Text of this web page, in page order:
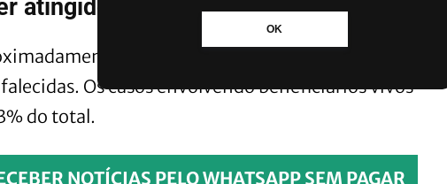
OK
atingido até 2 milhões de registros
97% dos dados expostos
Os casos envolvendo beneficiários vivos
do total.
NOTÍCIAS PELO WHATSAPP SEM PAGAR